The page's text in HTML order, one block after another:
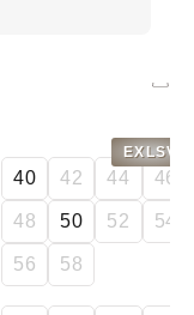
40 42 44 46
48 50 52 54
56 58
EXLSV